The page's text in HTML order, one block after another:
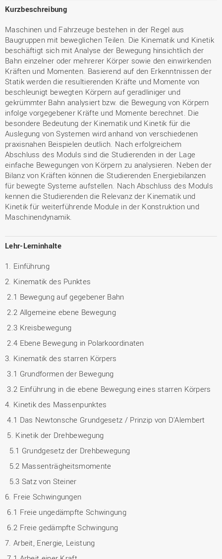
Kurzbeschreibung
Maschinen und Fahrzeuge bestehen in der Regel aus
Baugruppen mit beweglichen Teilen. Die Kinematik und Kinetik
beschäftigt sich mit Analyse der Bewegung hinsichtlich der
Bahn einzelner oder mehrerer Körper sowie den einwirkenden
Kräften und Momenten. Basierend auf den Erkenntnissen der
Statik werden die resultierenden Kräfte und Momente von
beschleunigt bewegten Körpern auf geradliniger und
gekrümmter Bahn analysiert bzw. die Bewegung von Körpern
infolge vorgegebener Kräfte und Momente berechnet. Die
besondere Bedeutung der Kinematik und Kinetik für die
Auslegung von Systemen wird anhand von verschiedenen
praxisnahen Beispielen deutlich. Nach erfolgreichem
Abschluss des Moduls sind die Studierenden in der Lage
einfache Bewegungen von Körpern zu analysieren. Neben der
Bilanz von Kräften können die Studierenden Energiebilanzen
für bewegte Systeme aufstellen. Nach Abschluss des Moduls
kennen die Studierenden die Relevanz der Kinematik und
Kinetik für weiterführende Module in der Konstruktion und
Maschinendynamik.
Lehr-Lerninhalte
1. Einführung
2. Kinematik des Punktes
2.1 Bewegung auf gegebener Bahn
2.2 Allgemeine ebene Bewegung
2.3 Kreisbewegung
2.4 Ebene Bewegung in Polarkoordinaten
3. Kinematik des starren Körpers
3.1 Grundformen der Bewegung
3.2 Einführung in die ebene Bewegung eines starren Körpers
4. Kinetik des Massenpunktes
4.1 Das Newtonsche Grundgesetz / Prinzip von D'Alembert
5. Kinetik der Drehbewegung
5.1 Grundgesetz der Drehbewegung
5.2 Massenträgheitsmomente
5.3 Satz von Steiner
6. Freie Schwingungen
6.1 Freie ungedämpfte Schwingung
6.2 Freie gedämpfte Schwingung
7. Arbeit, Energie, Leistung